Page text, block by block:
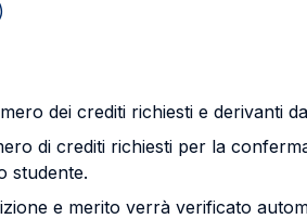
dei crediti richiesti e derivanti
di crediti richiesti per la
studente.
e merito verrà verificato